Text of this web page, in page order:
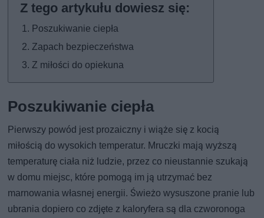
Poszukiwanie ciepła
Zapach bezpieczeństwa
Z miłości do opiekuna
Poszukiwanie ciepła
Pierwszy powód jest prozaiczny i wiąże się z kocią
miłością do wysokich temperatur. Mruczki mają wyższą
temperaturę ciała niż ludzie, przez co nieustannie szukają
w domu miejsc, które pomogą im ją utrzymać bez
marnowania własnej energii. Świeżo wysuszone pranie lub
ubrania dopiero co zdjęte z kaloryfera są dla czworonoga